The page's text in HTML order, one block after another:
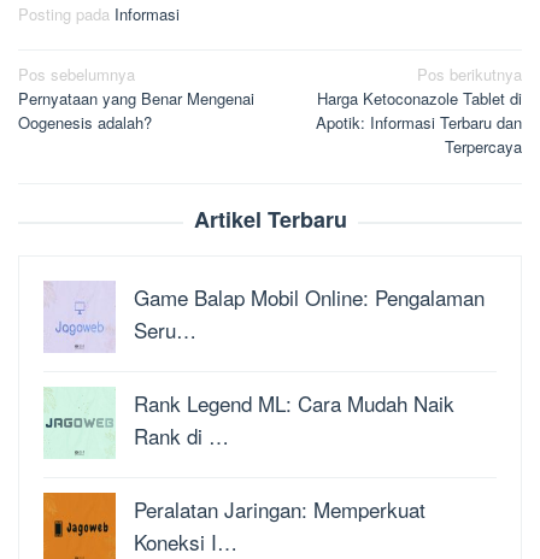
Posting pada Informasi
Navigasi
pos
Pos sebelumnya
Pernyataan yang Benar Mengenai
Oogenesis adalah?
Pos berikutnya
Harga Ketoconazole Tablet di
Apotik: Informasi Terbaru dan
Terpercaya
Artikel Terbaru
Game Balap Mobil Online: Pengalaman
Seru…
Rank Legend ML: Cara Mudah Naik
Rank di …
Peralatan Jaringan: Memperkuat
Koneksi I…